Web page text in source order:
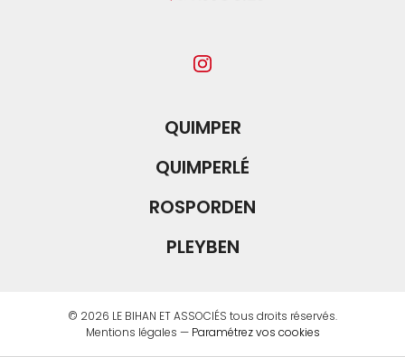
QUIMPER
QUIMPERLÉ
ROSPORDEN
PLEYBEN
© 2026 LE BIHAN ET ASSOCIÉS tous droits réservés.
Mentions légales — Paramétrez vos cookies